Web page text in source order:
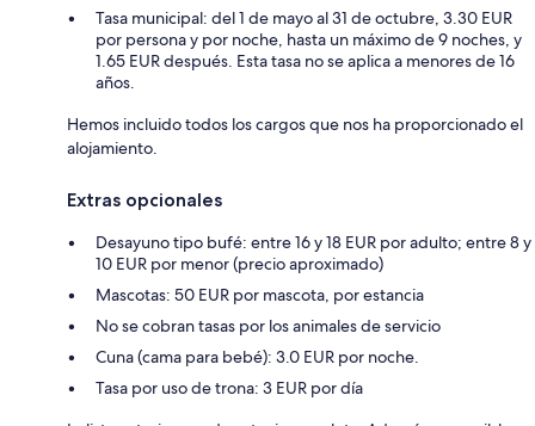
Tasa municipal: del 1 de mayo al 31 de octubre, 3.30 EUR
por persona y por noche, hasta un máximo de 9 noches, y
1.65 EUR después. Esta tasa no se aplica a menores de 16
años.
Hemos incluido todos los cargos que nos ha proporcionado el
alojamiento.
Extras opcionales
Desayuno tipo bufé: entre 16 y 18 EUR por adulto; entre 8 y
10 EUR por menor (precio aproximado)
Mascotas: 50 EUR por mascota, por estancia
No se cobran tasas por los animales de servicio
Cuna (cama para bebé): 3.0 EUR por noche.
Tasa por uso de trona: 3 EUR por día